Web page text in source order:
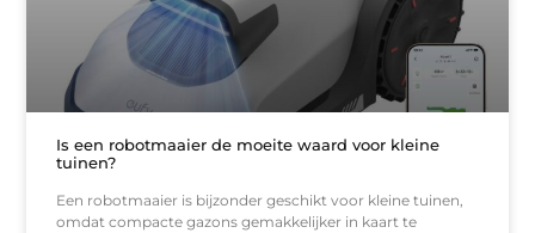
Is een robotmaaier de moeite waard voor kleine
tuinen?
Een robotmaaier is bijzonder geschikt voor kleine tuinen,
omdat compacte gazons gemakkelijker in kaart te